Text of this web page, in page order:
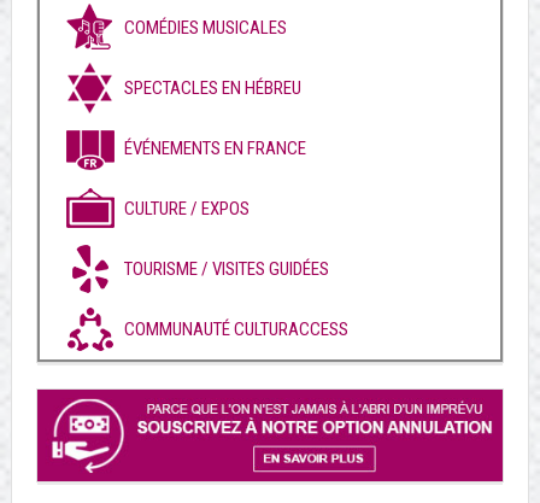
COMÉDIES MUSICALES
SPECTACLES EN HÉBREU
ÉVÉNEMENTS EN FRANCE
CULTURE / EXPOS
TOURISME / VISITES GUIDÉES
COMMUNAUTÉ CULTURACCESS